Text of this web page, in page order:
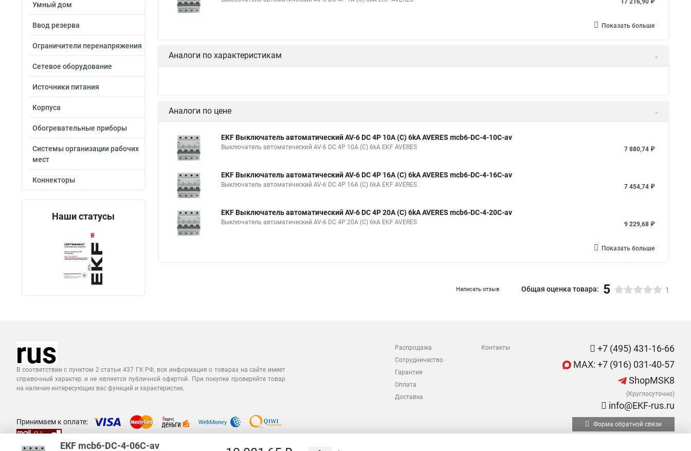
Умный дом
Ввод резерва
Ограничители перенапряжения
Сетевое оборудование
Источники питания
Корпуса
Обогревательные приборы
Системы организации рабочих
мест
Коннекторы
Наши статусы
17 216,90 ₽
Показать больше
Аналоги по характеристикам
Аналоги по цене
EKF Выключатель автоматический AV-6 DC 4P 10A (C) 6kA AVERES mcb6-DC-4-10C-av
Выключатель автоматический AV-6 DC 4P 10A (C) 6kA EKF AVERES 7 880,74 ₽
EKF Выключатель автоматический AV-6 DC 4P 16A (C) 6kA AVERES mcb6-DC-4-16C-av
Выключатель автоматический AV-6 DC 4P 16A (C) 6kA EKF AVERES 7 454,74 ₽
EKF Выключатель автоматический AV-6 DC 4P 20A (C) 6kA AVERES mcb6-DC-4-20C-av
Выключатель автоматический AV-6 DC 4P 20A (C) 6kA EKF AVERES 9 229,68 ₽
Показать больше
Написать отзыв Общая оценка товара: 5 1
В соответствии с пунктом 2 статьи 437 ГК РФ, вся информация о товарах на сайте имеет
справочный характер и не является публичной офертой. При покупке проверяйте товар
на наличие интересующих вас функций и характеристик.
Распродажа
Сотрудничество
Гарантия
Оплата
Доставка
Контакты
+7 (495) 431-16-66
MAX: +7 (916) 031-40-57
ShopMSK8
(Круглосуточно)
info@EKF-rus.ru
Принимаем к оплате: Форма обратной связи
EKF mcb6-DC-4-06C-av